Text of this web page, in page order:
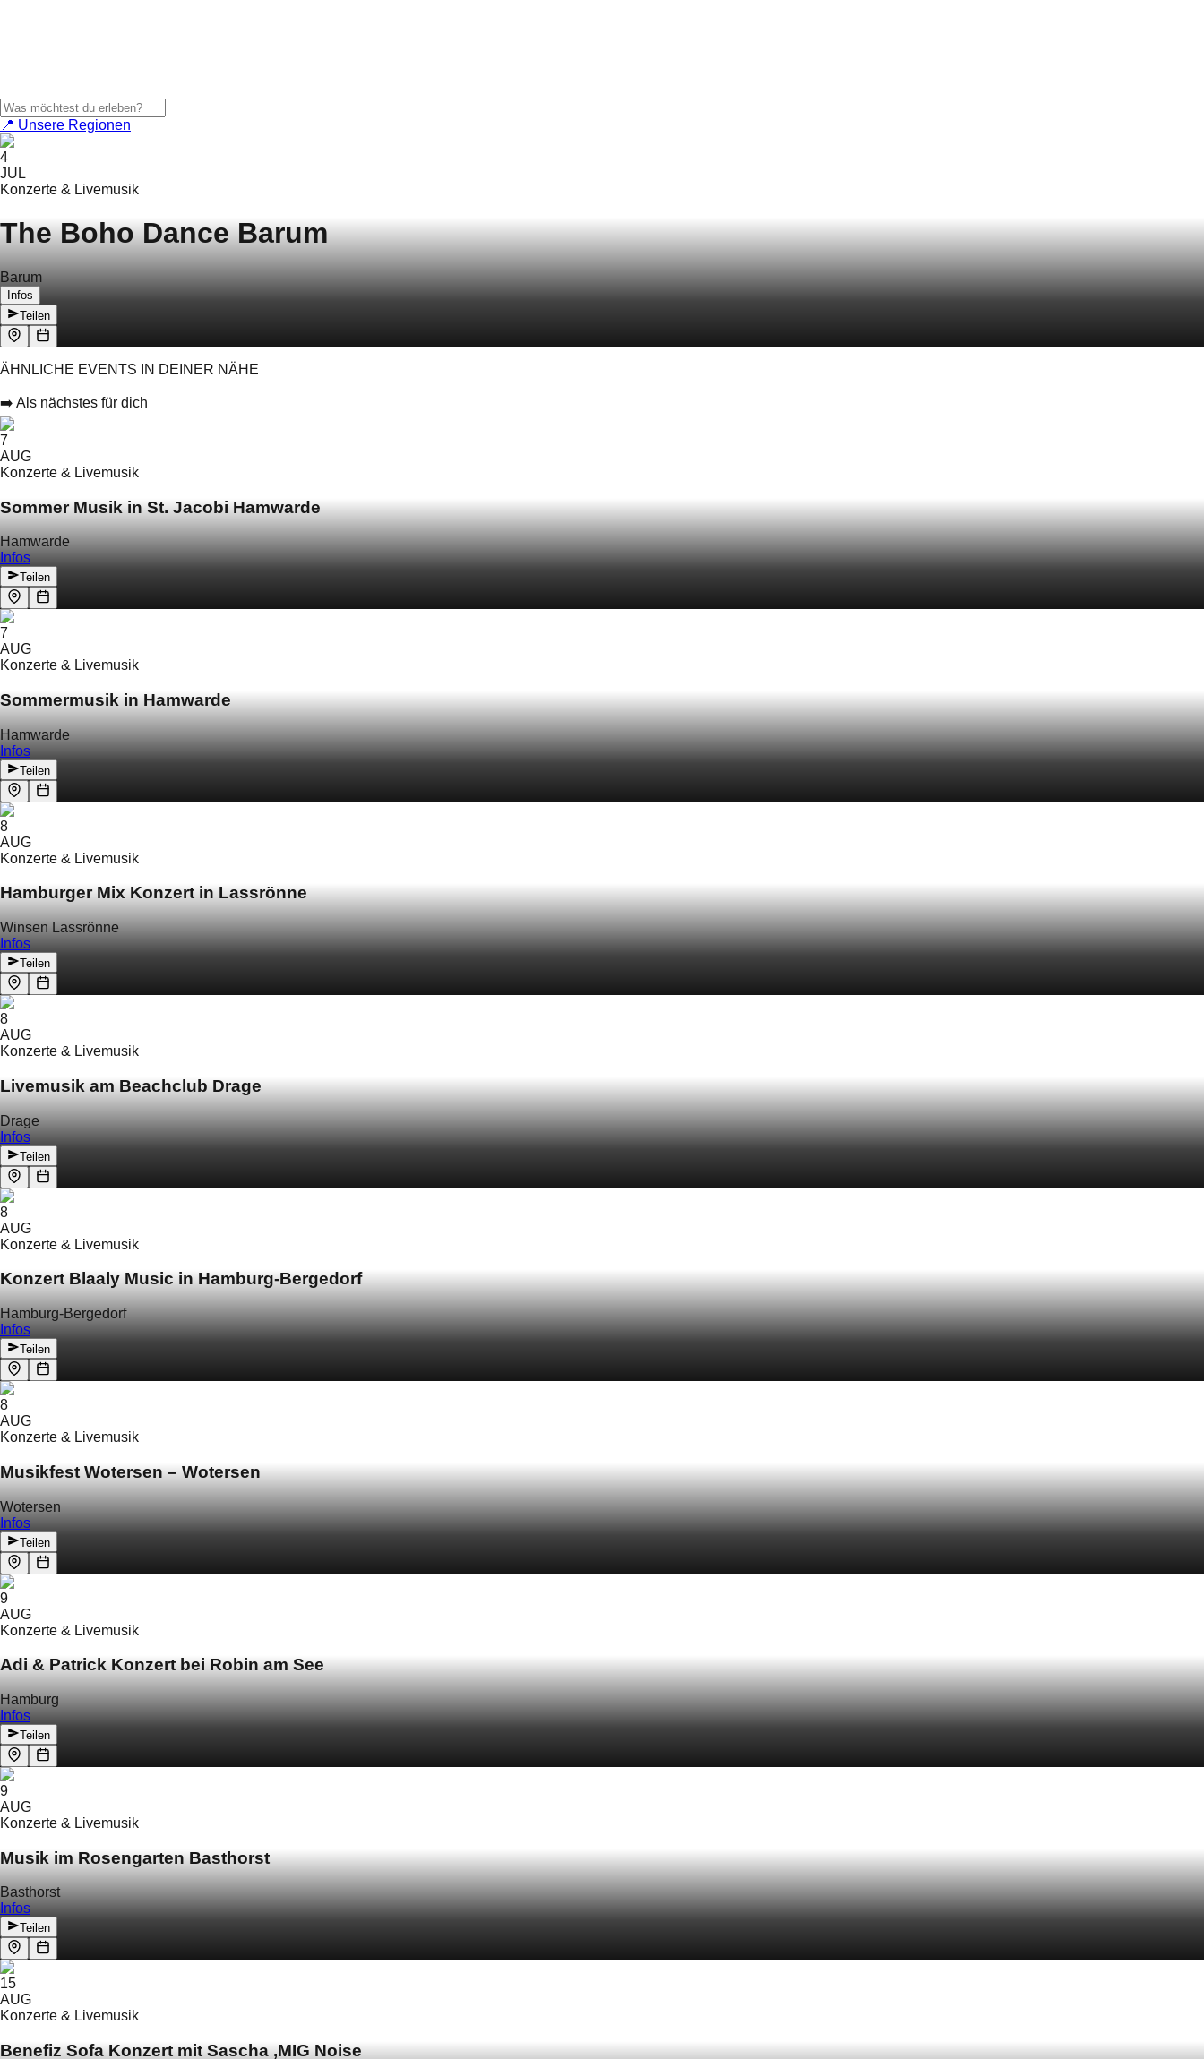
📍 Unsere Regionen
4
JUL
Konzerte & Livemusik
The Boho Dance Barum
Barum
Infos
Teilen
ÄHNLICHE EVENTS IN DEINER NÄHE
➡️ Als nächstes für dich
7
AUG
Konzerte & Livemusik
Sommer Musik in St. Jacobi Hamwarde
Hamwarde
Infos
Teilen
7
AUG
Konzerte & Livemusik
Sommermusik in Hamwarde
Hamwarde
Infos
Teilen
8
AUG
Konzerte & Livemusik
Hamburger Mix Konzert in Lassrönne
Winsen Lassrönne
Infos
Teilen
8
AUG
Konzerte & Livemusik
Livemusik am Beachclub Drage
Drage
Infos
Teilen
8
AUG
Konzerte & Livemusik
Konzert Blaaly Music in Hamburg-Bergedorf
Hamburg-Bergedorf
Infos
Teilen
8
AUG
Konzerte & Livemusik
Musikfest Wotersen – Wotersen
Wotersen
Infos
Teilen
9
AUG
Konzerte & Livemusik
Adi & Patrick Konzert bei Robin am See
Hamburg
Infos
Teilen
9
AUG
Konzerte & Livemusik
Musik im Rosengarten Basthorst
Basthorst
Infos
Teilen
15
AUG
Konzerte & Livemusik
Benefiz Sofa Konzert mit Sascha ‚MIG Noise